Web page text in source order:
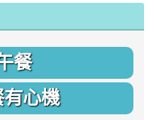
餐
心機